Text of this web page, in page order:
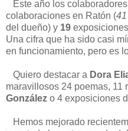
Este año los
colaboraciones en Ratón (41
del dueño) y 19
Una cifra que ha sido casi
en funcionamiento, pero es
Quiero destacar a Dora
maravillosos 24 poemas, 11
González o 4 exposiciones
Hemos mejorado